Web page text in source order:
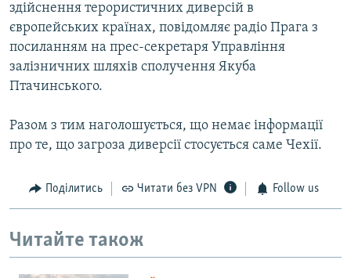
здійснення терористичних диверсій в
європейських країнах, повідомляє радіо Прага з
посиланням на прес-секретаря Управління
залізничних шляхів сполучення Якуба
Птачинського.
Разом з тим наголошується, що немає інформації
про те, що загроза диверсії стосується саме Чехії.
Поділитись Читати без VPN Follow us
Читайте також